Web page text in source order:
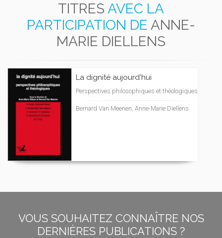
TITRES AVEC LA
PARTICIPATION DE ANNE-
MARIE DIELLENS
La dignité aujourd'hui
Perspectives philosophiques et théologiques
Bernard Van Meenen, Anne-Marie Diellens
VOUS SOUHAITEZ CONNAÎTRE NOS
DERNIÈRES PUBLICATIONS ?